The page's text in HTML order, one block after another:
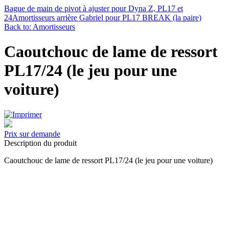
Bague de main de pivot à ajuster pour Dyna Z, PL17 et
24Amortisseurs arrière Gabriel pour PL17 BREAK (la paire)
Back to: Amortisseurs
Caoutchouc de lame de ressort
PL17/24 (le jeu pour une
voiture)
Prix sur demande
Description du produit
Caoutchouc de lame de ressort PL17/24 (le jeu pour une voiture)